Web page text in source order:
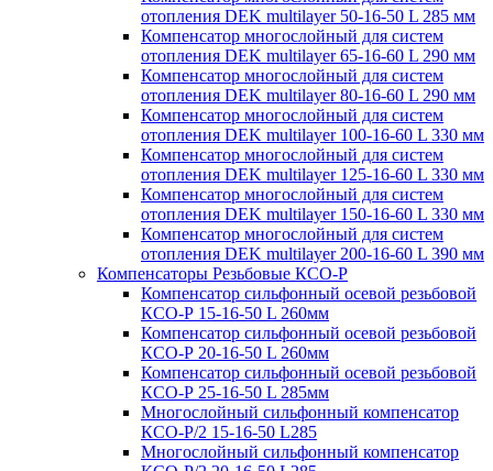
отопления DEK multilayer 50-16-50 L 285 мм
Компенсатор многослойный для систем
отопления DEK multilayer 65-16-60 L 290 мм
Компенсатор многослойный для систем
отопления DEK multilayer 80-16-60 L 290 мм
Компенсатор многослойный для систем
отопления DEK multilayer 100-16-60 L 330 мм
Компенсатор многослойный для систем
отопления DEK multilayer 125-16-60 L 330 мм
Компенсатор многослойный для систем
отопления DEK multilayer 150-16-60 L 330 мм
Компенсатор многослойный для систем
отопления DEK multilayer 200-16-60 L 390 мм
Компенсаторы Резьбовые КСО-Р
Компенсатор сильфонный осевой резьбовой
КСО-Р 15-16-50 L 260мм
Компенсатор сильфонный осевой резьбовой
КСО-Р 20-16-50 L 260мм
Компенсатор сильфонный осевой резьбовой
КСО-Р 25-16-50 L 285мм
Многослойный сильфонный компенсатор
КСО-Р/2 15-16-50 L285
Многослойный сильфонный компенсатор